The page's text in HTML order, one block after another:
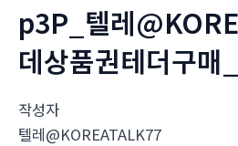
p3P_텔레
데상품권테더구매
작성자
텔레@KOREATALK77